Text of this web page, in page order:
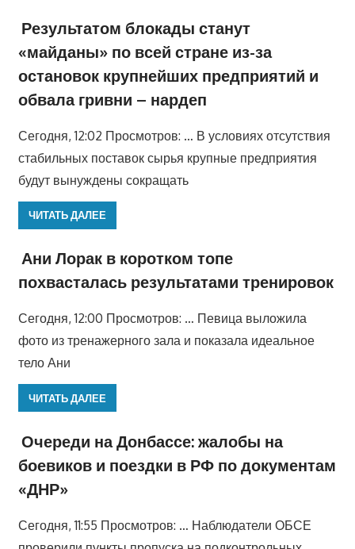
Результатом блокады станут
«майданы» по всей стране из-за
остановок крупнейших предприятий и
обвала гривни – нардеп
Сегодня, 12:02 Просмотров: … В условиях отсутствия
стабильных поставок сырья крупные предприятия
будут вынуждены сокращать
ЧИТАТЬ ДАЛЕЕ
Ани Лорак в коротком топе
похвасталась результатами тренировок
Сегодня, 12:00 Просмотров: … Певица выложила
фото из тренажерного зала и показала идеальное
тело Ани
ЧИТАТЬ ДАЛЕЕ
Очереди на Донбассе: жалобы на
боевиков и поездки в РФ по документам
«ДНР»
Сегодня, 11:55 Просмотров: … Наблюдатели ОБСЕ